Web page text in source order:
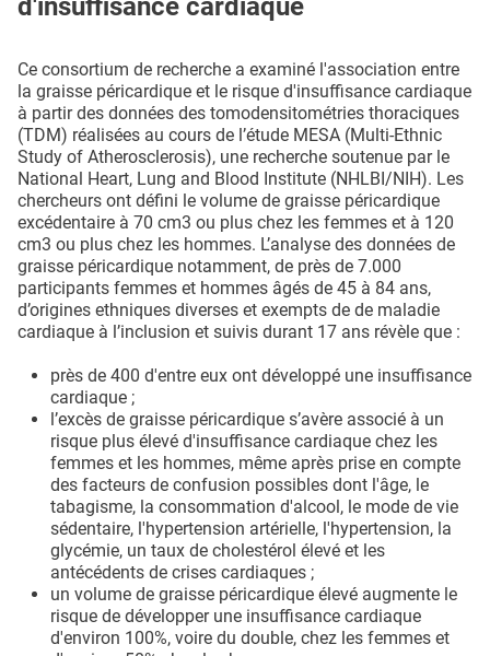
d'insuffisance cardiaque
Ce consortium de recherche a examiné l'association entre
la graisse péricardique et le risque d'insuffisance cardiaque
à partir des données des tomodensitométries thoraciques
(TDM) réalisées au cours de l’étude MESA (Multi-Ethnic
Study of Atherosclerosis), une recherche soutenue par le
National Heart, Lung and Blood Institute (NHLBI/NIH). Les
chercheurs ont défini le volume de graisse péricardique
excédentaire à 70 cm3 ou plus chez les femmes et à 120
cm3 ou plus chez les hommes. L’analyse des données de
graisse péricardique notamment, de près de 7.000
participants femmes et hommes âgés de 45 à 84 ans,
d’origines ethniques diverses et exempts de de maladie
cardiaque à l’inclusion et suivis durant 17 ans révèle que :
près de 400 d'entre eux ont développé une insuffisance
cardiaque ;
l’excès de graisse péricardique s’avère associé à un
risque plus élevé d'insuffisance cardiaque chez les
femmes et les hommes, même après prise en compte
des facteurs de confusion possibles dont l'âge, le
tabagisme, la consommation d'alcool, le mode de vie
sédentaire, l'hypertension artérielle, l'hypertension, la
glycémie, un taux de cholestérol élevé et les
antécédents de crises cardiaques ;
un volume de graisse péricardique élevé augmente le
risque de développer une insuffisance cardiaque
d'environ 100%, voire du double, chez les femmes et